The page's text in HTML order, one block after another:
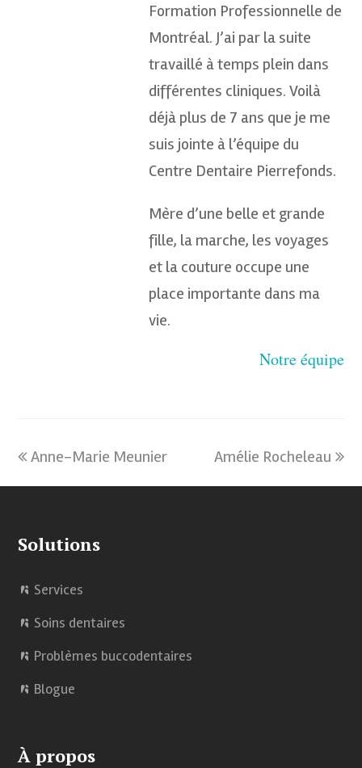
Formation Professionnelle de
Montréal. J’ai par la suite
travaillé à temps plein dans
différentes cliniques. Voilà
déjà plus de 7 ans que je me
suis jointe à l’équipe du
Centre Dentaire Pierrefonds.
Mère d’une belle et grande
fille, la marche, les voyages
et la couture occupe une
place importante dans ma
vie.
Notre équipe
previous
post:
Anne-Marie Meunier
next
post:
Amélie Rocheleau
Solutions
Services
Soins dentaires
Problèmes buccodentaires
Blogue
À propos